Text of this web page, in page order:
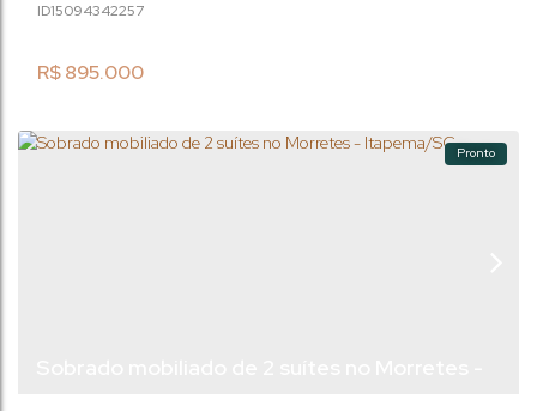
R$895.000
2257
1509434
895.000,00. Agende uma visita agora mesmo
tornar o lar dos seus sonhos. Entre em
Pronto